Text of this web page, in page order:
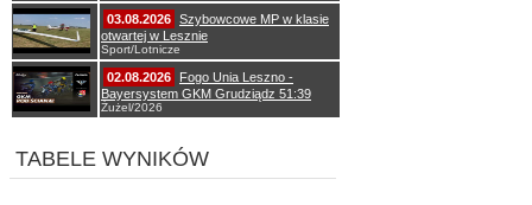
03.08.2026 Szybowcowe MP w klasie
otwartej w Lesznie
Sport/Lotnicze
02.08.2026
Fogo Unia Leszno -
Bayersystem GKM Grudziądz 51:39
Żużel/2026
TABELE WYNIKÓW